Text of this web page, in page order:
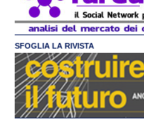
SFOGLIA LA RIVISTA